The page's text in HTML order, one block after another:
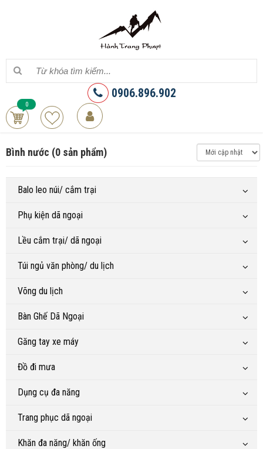
0906.896.902
0
Bình nước (0 sản phẩm)
Balo leo núi/ cắm trại
Phụ kiện dã ngoại
Lều cắm trại/ dã ngoại
Túi ngủ văn phòng/ du lịch
Võng du lịch
Bàn Ghế Dã Ngoại
Găng tay xe máy
Đồ đi mưa
Dụng cụ đa năng
Trang phục dã ngoại
Khăn đa năng/ khăn ống